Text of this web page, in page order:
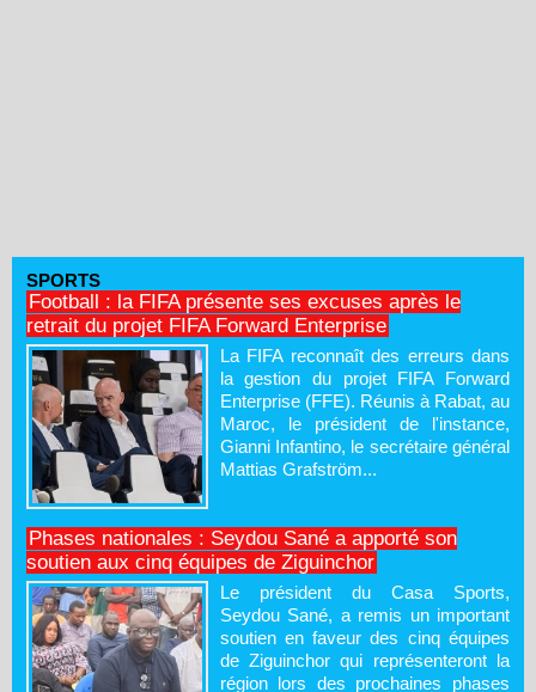
SPORTS
Football : la FIFA présente ses excuses après le
retrait du projet FIFA Forward Enterprise
La FIFA reconnaît des erreurs dans
la gestion du projet FIFA Forward
Enterprise (FFE). Réunis à Rabat, au
Maroc, le président de l'instance,
Gianni Infantino, le secrétaire général
Mattias Grafström...
Phases nationales : Seydou Sané a apporté son
soutien aux cinq équipes de Ziguinchor
Le président du Casa Sports,
Seydou Sané, a remis un important
soutien en faveur des cinq équipes
de Ziguinchor qui représenteront la
région lors des prochaines phases